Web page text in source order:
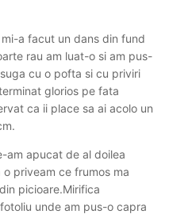
a facut un dans din fund
rau am luat-o si am pus-
cu o pofta si cu priviri
glorios pe fata
ca ii place sa ai acolo un
am apucat de al doilea
priveam ce frumos ma
picioare.Mirifica
unde am pus-o capra